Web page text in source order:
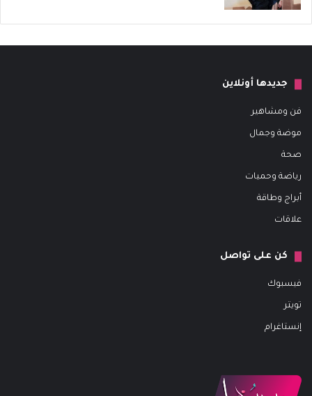
جديدها أونلاين
فن ومشاهير
موضة وجمال
صحة
رياضة وحميات
أبراج وطاقة
علاقات
كن على تواصل
فيسبوك
تويتر
إنستاغرام